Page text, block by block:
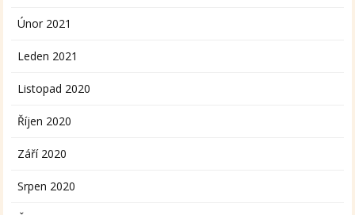
Únor 2021
Leden 2021
Listopad 2020
Říjen 2020
Září 2020
Srpen 2020